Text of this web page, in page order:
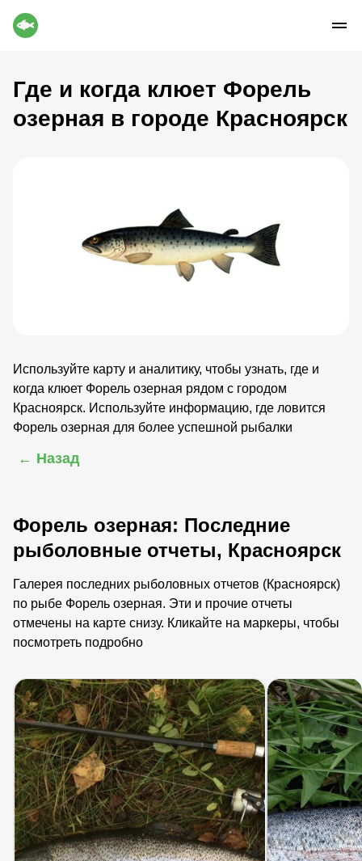
Где и когда клюет Форель
озерная в городе Красноярск
Используйте карту и аналитику, чтобы узнать, где и
когда клюет Форель озерная рядом с городом
Красноярск. Используйте информацию, где ловится
Форель озерная для более успешной рыбалки
← Назад
Форель озерная: Последние
рыболовные отчеты, Красноярск
Галерея последних рыболовных отчетов (Красноярск)
по рыбе Форель озерная. Эти и прочие отчеты
отмечены на карте снизу. Кликайте на маркеры, чтобы
посмотреть подробно